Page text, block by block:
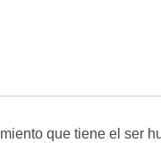
que tiene el ser